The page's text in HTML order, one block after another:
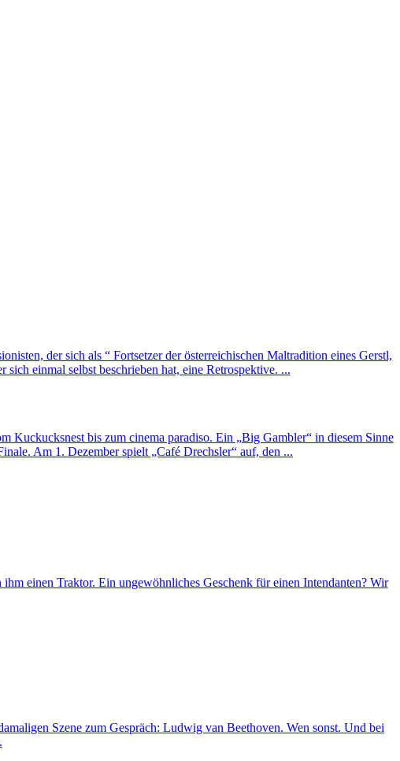
der sich als “ Fortsetzer der österreichischen Maltradition eines Gerstl,
einmal selbst beschrieben hat, eine Retrospektive. ...
Kuckucksnest bis zum cinema paradiso. Ein „Big Gambler“ in diesem Sinne
Am 1. Dezember spielt „Café Drechsler“ auf, den ...
einen Traktor. Ein ungewöhnliches Geschenk für einen Intendanten? Wir
Szene zum Gespräch: Ludwig van Beethoven. Wen sonst. Und bei